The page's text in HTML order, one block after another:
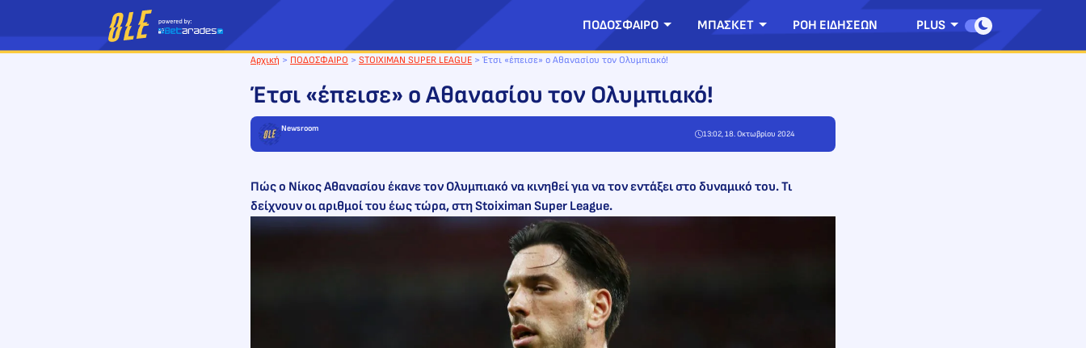
περιεχόμενο
ΠΟΔΟΣΦΑΙΡΟ ΜΠΑΣΚΕΤ ΡΟΗ ΕΙΔΗΣΕΩΝ PLUS
Αρχική > ΠΟΔΟΣΦΑΙΡΟ > STOIXIMAN SUPER LEAGUE > Έτσι «έπεισε» ο Αθανασίου τον Ολυμπιακό!
Έτσι «έπεισε» ο Αθανασίου τον Ολυμπιακό!
Newsroom
13:02, 18. Οκτωβρίου 2024
Πώς ο Νίκος Αθανασίου έκανε τον Ολυμπιακό να κινηθεί για να τον εντάξει στο δυναμικό του. Τι
δείχνουν οι αριθμοί του έως τώρα, στη Stoiximan Super League.